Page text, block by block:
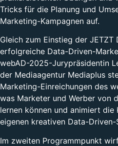
Tricks für die Planung und
Marketing-Kampagnen auf.
Gleich zum Einstieg der JETZT
erfolgreiche Data-Driven-
webAD-2025-Jurypräsidentin
der Mediaagentur Mediaplus
Marketing-Einreichungen des
was Marketer und Werber von
lernen können und animiert die
eigenen kreativen Data-
Im zweiten Programmpunkt